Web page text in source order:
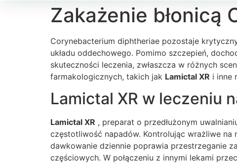
Zakażenie błonicą
Corynebacterium diphtheriae pozostaje
układu oddechowego. Pomimo szczepień,
skuteczności leczenia, zwłaszcza w różnych
farmakologicznych, takich jak Lamictal XR i inne
Lamictal XR w leczeniu
Lamictal XR , preparat o przedłużonym
częstotliwość napadów. Kontrolując wrażliwe na
dawkowanie dziennie poprawia przestrzeganie
częściowych. W połączeniu z innymi lekami